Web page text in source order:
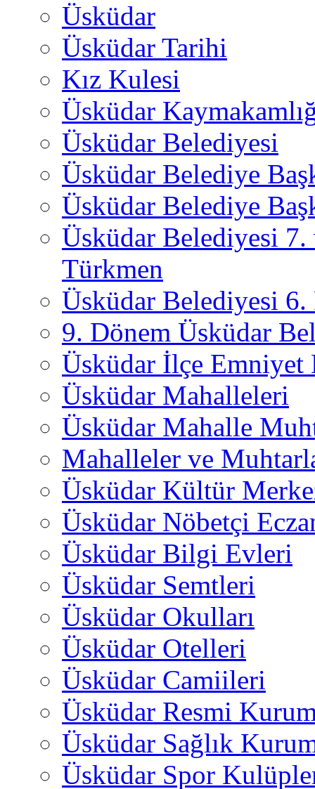
Üsküdar
Üsküdar Tarihi
Kız Kulesi
Üsküdar
Üsküdar Belediyesi
Üsküdar Belediye
Üsküdar Belediye
Üsküdar Belediyesi
Türkmen
Üsküdar Belediyesi 6.
9. Dönem Üsküdar
Üsküdar İlçe
Üsküdar Mahalleleri
Üsküdar Mahalle
Mahalleler ve
Üsküdar Kültür
Üsküdar Nöbetçi
Üsküdar Bilgi Evleri
Üsküdar Semtleri
Üsküdar Okulları
Üsküdar Otelleri
Üsküdar Camiileri
Üsküdar Resmi
Üsküdar Sağlık
Üsküdar Spor